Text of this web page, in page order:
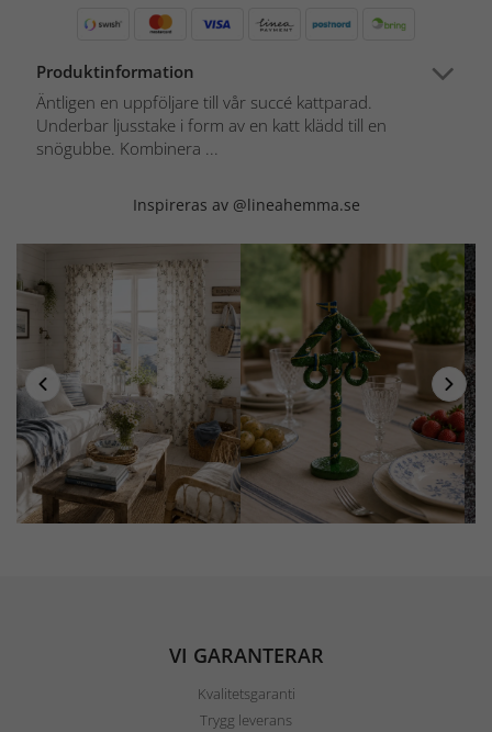
Produktinformation
Äntligen en uppföljare till vår succé kattparad.
Underbar ljusstake i form av en katt klädd till en
snögubbe. Kombinera ...
Inspireras av @lineahemma.se
VI GARANTERAR
Kvalitetsgaranti
Trygg leverans